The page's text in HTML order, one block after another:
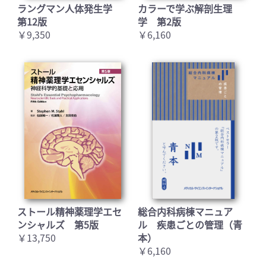
お買い物を続ける カートへ進む
ラングマン人体発生学
第12版
￥9,350
カラーで学ぶ解剖生理
学 第2版
￥6,160
ストール精神薬理学エセ
ンシャルズ 第5版
￥13,750
総合内科病棟マニュア
ル 疾患ごとの管理（青
本）
￥6,160